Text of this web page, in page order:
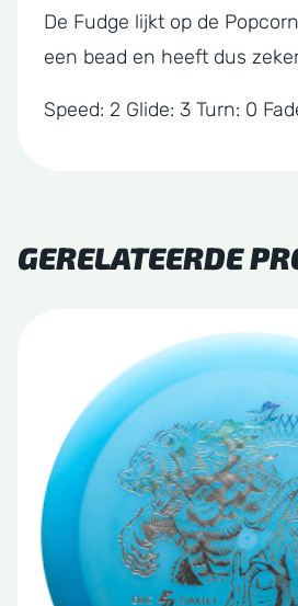
De Fudge lijkt op de
een bead en heeft dus
Speed: 2 Glide: 3 Turn: 0
GERELATEERDE
meerdere
variaties.
Deze
optie
kan